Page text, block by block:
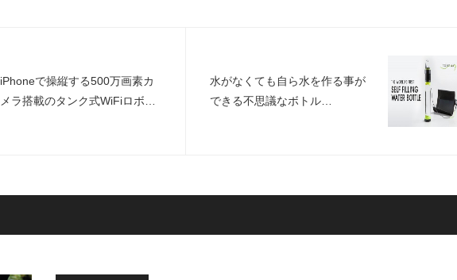
iPhoneで操縦する500万画素カ
メラ搭載のタンク式WiFiロボッ
水がなくても自ら水を作る事が
できる不思議なボトル